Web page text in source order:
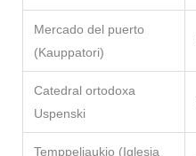
Mercado del puerto
(Kauppatori)
Catedral ortodoxa
Uspenski
Temppeliaukio (Iglesia